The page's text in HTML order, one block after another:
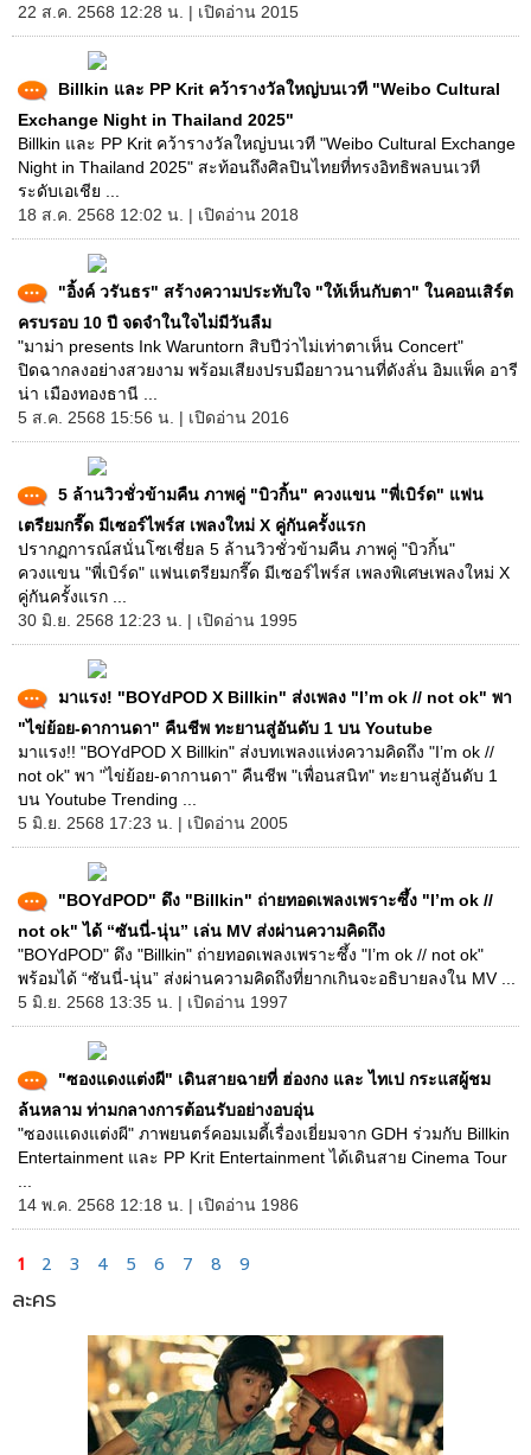
22 ส.ค. 2568 12:28 น. | เปิดอ่าน 2015
Billkin และ PP Krit คว้ารางวัลใหญ่บนเวที "Weibo Cultural
Exchange Night in Thailand 2025"
Billkin และ PP Krit คว้ารางวัลใหญ่บนเวที "Weibo Cultural Exchange
Night in Thailand 2025" สะท้อนถึงศิลปินไทยที่ทรงอิทธิพลบนเวที
ระดับเอเชีย ...
18 ส.ค. 2568 12:02 น. | เปิดอ่าน 2018
"อิ้งค์ วรันธร" สร้างความประทับใจ "ให้เห็นกับตา" ในคอนเสิร์ต
ครบรอบ 10 ปี จดจำในใจไม่มีวันลืม
"มาม่า presents Ink Waruntorn สิบปีว่าไม่เท่าตาเห็น Concert"
ปิดฉากลงอย่างสวยงาม พร้อมเสียงปรบมือยาวนานที่ดังลั่น อิมแพ็ค อารี
น่า เมืองทองธานี ...
5 ส.ค. 2568 15:56 น. | เปิดอ่าน 2016
5 ล้านวิวชั่วข้ามคืน ภาพคู่ "บิวกิ้น" ควงแขน "พี่เบิร์ด" แฟน
เตรียมกรี๊ด มีเซอร์ไพร์ส เพลงใหม่ X คู่กันครั้งแรก
ปรากฏการณ์สนั่นโซเชี่ยล 5 ล้านวิวชั่วข้ามคืน ภาพคู่ "บิวกิ้น"
ควงแขน "พี่เบิร์ด" แฟนเตรียมกรี๊ด มีเซอร์ไพร์ส เพลงพิเศษเพลงใหม่ X
คู่กันครั้งแรก ...
30 มิ.ย. 2568 12:23 น. | เปิดอ่าน 1995
มาแรง! "BOYdPOD X Billkin" ส่งเพลง "I’m ok // not ok" พา
"ไข่ย้อย-ดากานดา" คืนชีพ ทะยานสู่อันดับ 1 บน Youtube
มาแรง!! "BOYdPOD X Billkin" ส่งบทเพลงแห่งความคิดถึง "I’m ok //
not ok" พา "ไข่ย้อย-ดากานดา" คืนชีพ "เพื่อนสนิท" ทะยานสู่อันดับ 1
บน Youtube Trending ...
5 มิ.ย. 2568 17:23 น. | เปิดอ่าน 2005
"BOYdPOD" ดึง "Billkin" ถ่ายทอดเพลงเพราะซึ้ง "I’m ok //
not ok" ได้ “ซันนี่-นุ่น” เล่น MV ส่งผ่านความคิดถึง
"BOYdPOD" ดึง "Billkin" ถ่ายทอดเพลงเพราะซึ้ง "I’m ok // not ok"
พร้อมได้ “ซันนี่-นุ่น” ส่งผ่านความคิดถึงที่ยากเกินจะอธิบายลงใน MV ...
5 มิ.ย. 2568 13:35 น. | เปิดอ่าน 1997
"ซองแดงแต่งผี" เดินสายฉายที่ ฮ่องกง และ ไทเป กระแสผู้ชม
ล้นหลาม ท่ามกลางการต้อนรับอย่างอบอุ่น
"ซองแเดงแต่งผี" ภาพยนตร์คอมเมดี้เรื่องเยี่ยมจาก GDH ร่วมกับ Billkin
Entertainment และ PP Krit Entertainment ได้เดินสาย Cinema Tour
14 พ.ค. 2568 12:18 น. | เปิดอ่าน 1986
1 2 3 4 5 6 7 8 9
ละคร